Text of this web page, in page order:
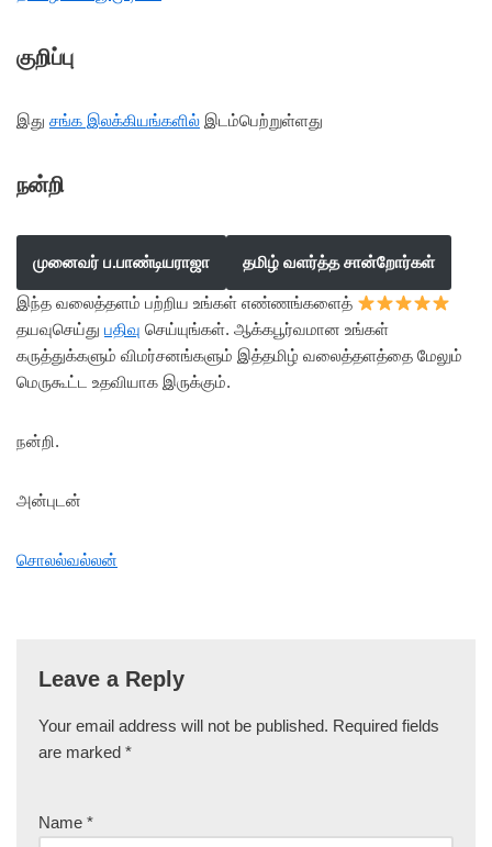
குறிப்பு
இது சங்க இலக்கியங்களில் இடம்பெற்றுள்ளது
நன்றி
முனைவர் ப.பாண்டியராஜா தமிழ் வளர்த்த சான்றோர்கள்
இந்த வலைத்தளம் பற்றிய உங்கள் எண்ணங்களைத்
தயவுசெய்து பதிவு செய்யுங்கள். ஆக்கபூர்வமான உங்கள்
கருத்துக்களும் விமர்சனங்களும் இத்தமிழ் வலைத்தளத்தை மேலும்
மெருகூட்ட உதவியாக இருக்கும்.
நன்றி.
அன்புடன்
சொலல்வல்லன்
Leave a Reply
Your email address will not be published. Required fields
are marked *
Name *